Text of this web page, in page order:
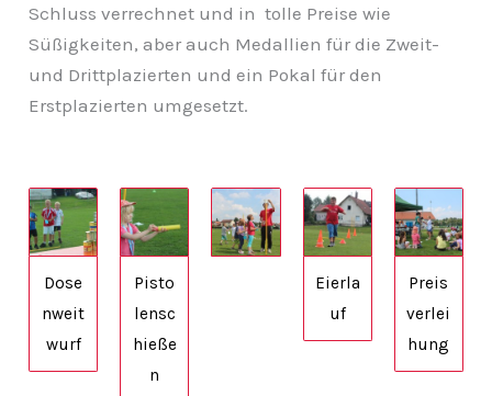
Schluss verrechnet und in tolle Preise wie
Süßigkeiten, aber auch Medallien für die Zweit-
und Drittplazierten und ein Pokal für den
Erstplazierten umgesetzt.
Dose
nweit
wurf
Pisto
lensc
hieße
n
Eierla
uf
Preis
verlei
hung